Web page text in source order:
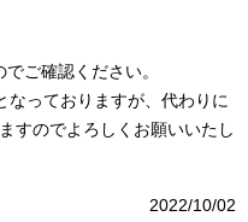
ご確認ください。
なっておりますが、代わりに
すのでよろしくお願いいたし
2022/10/02